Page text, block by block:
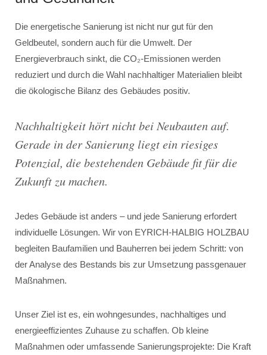
Die energetische Sanierung ist nicht nur gut für den
Geldbeutel, sondern auch für die Umwelt. Der
Energieverbrauch sinkt, die CO₂-Emissionen werden
reduziert und durch die Wahl nachhaltiger Materialien bleibt
die ökologische Bilanz des Gebäudes positiv.
Nachhaltigkeit hört nicht bei Neubauten auf.
Gerade in der Sanierung liegt ein riesiges
Potenzial, die bestehenden Gebäude fit für die
Zukunft zu machen.
Jedes Gebäude ist anders – und jede Sanierung erfordert
individuelle Lösungen. Wir von EYRICH-HALBIG HOLZBAU
begleiten Baufamilien und Bauherren bei jedem Schritt: von
der Analyse des Bestands bis zur Umsetzung passgenauer
Maßnahmen.
Unser Ziel ist es, ein wohngesundes, nachhaltiges und
energieeffizientes Zuhause zu schaffen. Ob kleine
Maßnahmen oder umfassende Sanierungsprojekte: Die Kraft